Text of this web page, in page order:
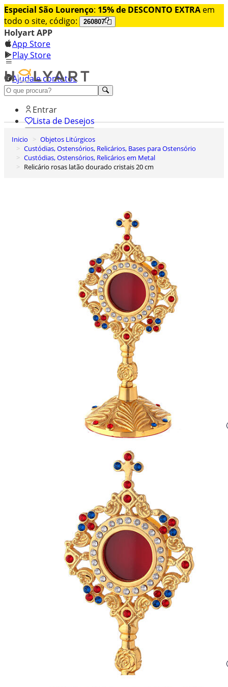
Especial São Lourenço: 15% de DESCONTO EXTRA em
todo o site, código:
260807
Holyart APP
App Store
Play Store
Ajuda e contatos
Conheça premium
Entrar
Lista de Desejos
0
Carrinho de Compras
Inicio
Objetos Litúrgicos
Custódias, Ostensórios, Relicários, Bases para Ostensório
Custódias, Ostensórios, Relicários em Metal
Relicário rosas latão dourado cristais 20 cm